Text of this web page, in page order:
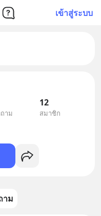
เข้าสู่ระบบ
าม
12
สมาชิก
าม